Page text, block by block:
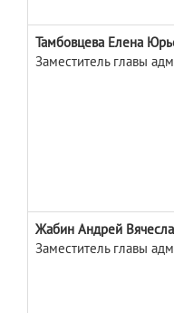
Тамбовцева Елена
Заместитель главы
Жабин Андрей
Заместитель главы